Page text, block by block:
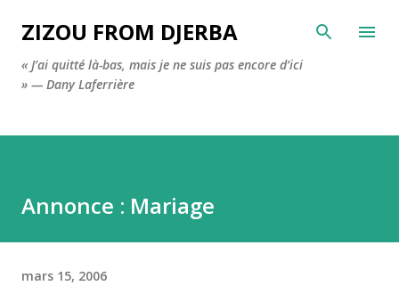
Accéder au contenu principal
ZIZOU FROM DJERBA
« J’ai quitté là-bas, mais je ne suis pas encore d’ici
» — Dany Laferrière
Annonce : Mariage
mars 15, 2006